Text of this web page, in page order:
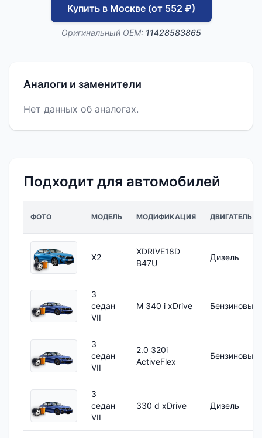
Купить в Москве (от 552 ₽)
Оригинальный OEM: 11428583865
Аналоги и заменители
Нет данных об аналогах.
Подходит для автомобилей
ФОТО МОДЕЛЬ МОДИФИКАЦИЯ ДВИГАТЕЛЬ
X2
XDRIVE18D
B47U
Дизель
3
седан
VII
M 340 i xDrive Бензиновый
3
седан
VII
2.0 320i
ActiveFlex
Бензиновый
3
седан
VII
330 d xDrive Дизель